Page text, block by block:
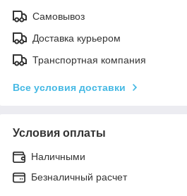
Самовывоз
Доставка курьером
Транспортная компания
Все условия доставки
Условия оплаты
Наличными
Безналичный расчет